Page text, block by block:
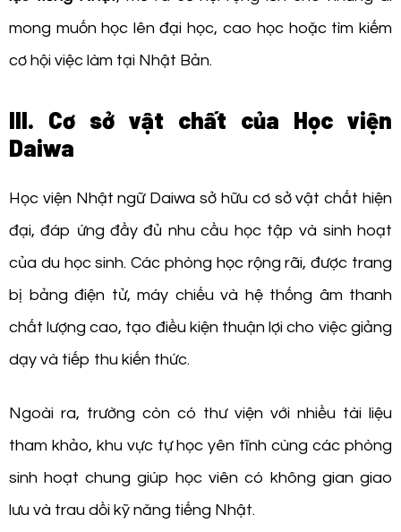
mong muốn học lên đại học, cao học hoặc tìm kiếm
cơ hội việc làm tại Nhật Bản.
III. Cơ sở vật chất của Học viện
Daiwa
Học viện Nhật ngữ Daiwa sở hữu cơ sở vật chất hiện
đại, đáp ứng đầy đủ nhu cầu học tập và sinh hoạt
của du học sinh. Các phòng học rộng rãi, được trang
bị bảng điện tử, máy chiếu và hệ thống âm thanh
chất lượng cao, tạo điều kiện thuận lợi cho việc giảng
dạy và tiếp thu kiến thức.
Ngoài ra, trường còn có thư viện với nhiều tài liệu
tham khảo, khu vực tự học yên tĩnh cùng các phòng
sinh hoạt chung giúp học viên có không gian giao
lưu và trau dồi kỹ năng tiếng Nhật.